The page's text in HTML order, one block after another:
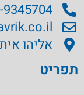
9345704
אליהו איתן 5, ראשון
תפריט